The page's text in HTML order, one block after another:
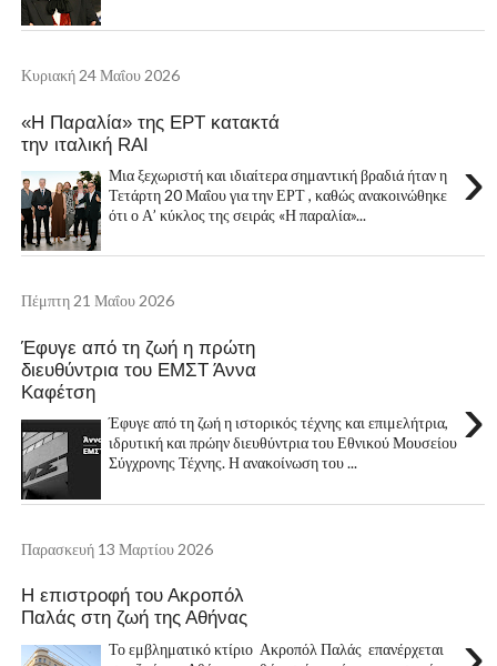
Κυριακή 24 Μαΐου 2026
«Η Παραλία» της ΕΡΤ κατακτά
την ιταλική RAI
›
Μια ξεχωριστή και ιδιαίτερα σημαντική βραδιά ήταν η
Τετάρτη 20 Μαΐου για την ΕΡΤ , καθώς ανακοινώθηκε
ότι ο Α’ κύκλος της σειράς «Η παραλία»...
Πέμπτη 21 Μαΐου 2026
Έφυγε από τη ζωή η πρώτη
διευθύντρια του ΕΜΣΤ Άννα
Καφέτση
›
Έφυγε από τη ζωή η ιστορικός τέχνης και επιμελήτρια,
ιδρυτική και πρώην διευθύντρια του Εθνικού Μουσείου
Σύγχρονης Τέχνης. Η ανακοίνωση του ...
Παρασκευή 13 Μαρτίου 2026
Η επιστροφή του Ακροπόλ
Παλάς στη ζωή της Αθήνας
Το εμβληματικό κτίριο Ακροπόλ Παλάς επανέρχεται